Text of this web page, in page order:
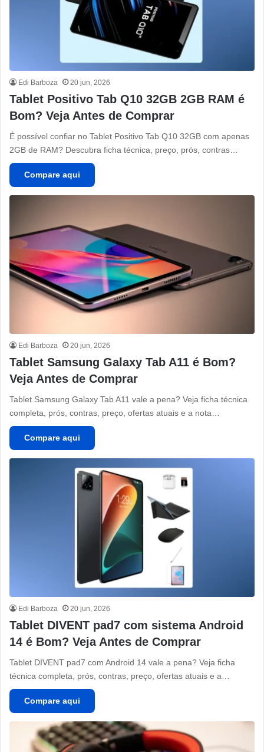
Edi Barboza 20 jun, 2026
Tablet Positivo Tab Q10 32GB 2GB RAM é
Bom? Veja Antes de Comprar
É possível confiar no Tablet Positivo Tab Q10 32GB com apenas
2GB de RAM? Descubra ficha técnica, preço, prós, contras…
Compare aqui
Edi Barboza 20 jun, 2026
Tablet Samsung Galaxy Tab A11 é Bom?
Veja Antes de Comprar
Tablet Samsung Galaxy Tab A11 vale a pena? Veja ficha técnica
completa, prós, contras, preço, ofertas atuais e a nota…
Compare aqui
Edi Barboza 20 jun, 2026
Tablet DIVENT pad7 com sistema Android
14 é Bom? Veja Antes de Comprar
Tablet DIVENT pad7 com Android 14 vale a pena? Veja ficha
técnica completa, prós, contras, preço, ofertas atuais e a…
Compare aqui